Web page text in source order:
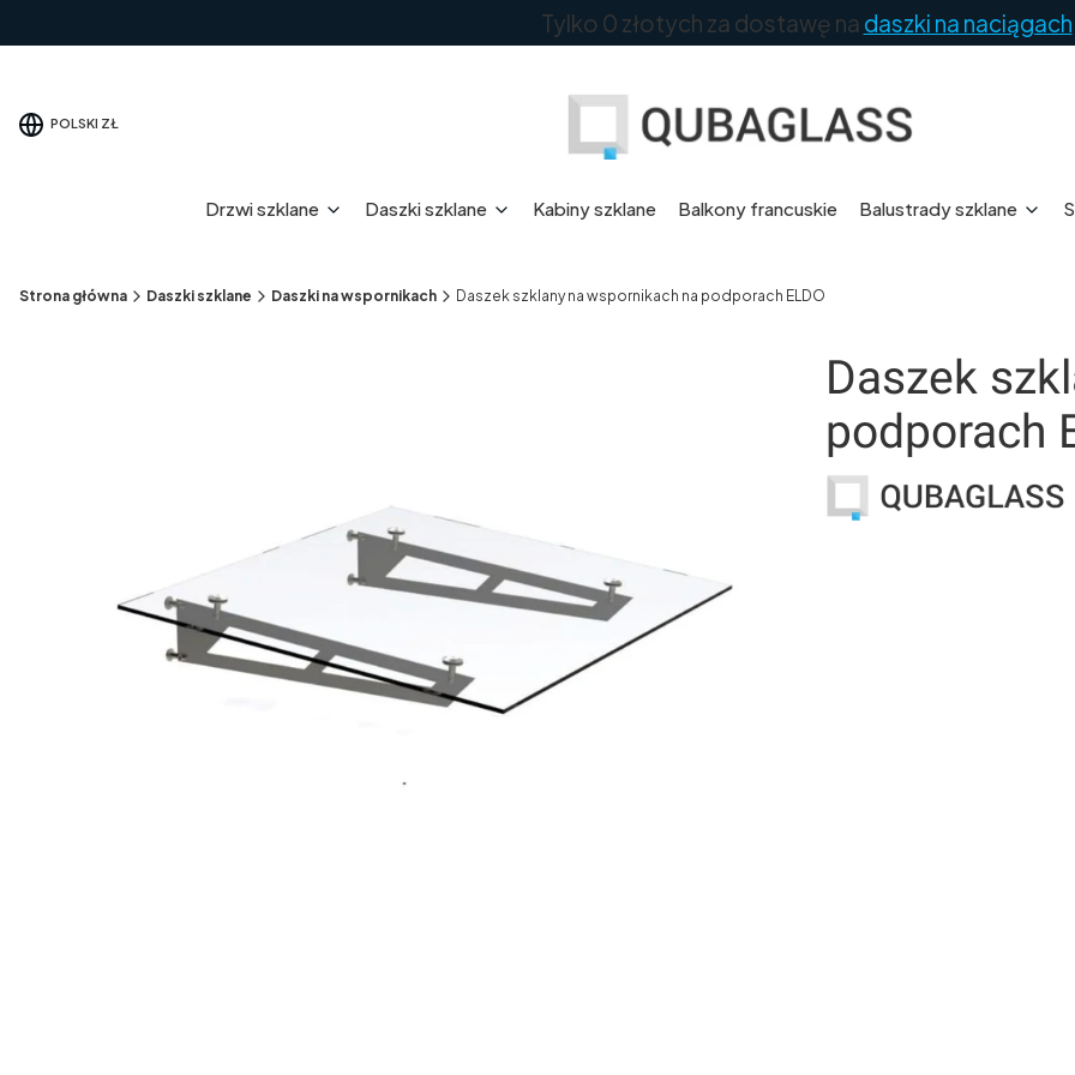
Tylko 0 złotych za dostawę na daszki na naciągach
POLSKI ZŁ
Drzwi szklane Daszki szklane Kabiny szklane Balkony francuskie Balustrady szklane
Strona główna Daszki szklane Daszki na wspornikach Daszek szklany na wspornikach na podporach ELDO
Daszek
podporach